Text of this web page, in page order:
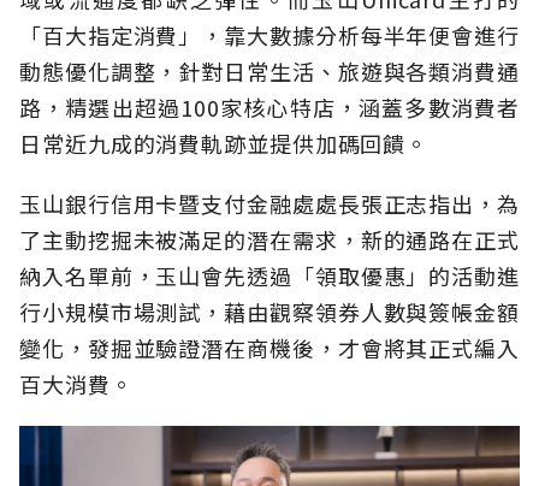
「百大指定消費」，靠大數據分析每半年便會進行
動態優化調整，針對日常生活、旅遊與各類消費通
路，精選出超過100家核心特店，涵蓋多數消費者
日常近九成的消費軌跡並提供加碼回饋。
玉山銀行信用卡暨支付金融處處長張正志指出，為
了主動挖掘未被滿足的潛在需求，新的通路在正式
納入名單前，玉山會先透過「領取優惠」的活動進
行小規模市場測試，藉由觀察領券人數與簽帳金額
變化，發掘並驗證潛在商機後，才會將其正式編入
百大消費。